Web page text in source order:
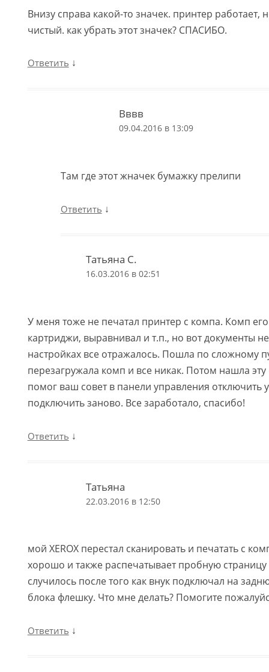
Внизу справа какой-то значек. принтер работает,
чистый. как убрать этот значек? СПАСИБО.
Ответить ↓
Вввв
09.04.2016 в 13:09
Там где этот жначек бумажку прелипи
Ответить ↓
Татьяна С.
16.03.2016 в 02:51
У меня тоже не печатал принтер с компа. Комп
картриджи, выравнивал и т.п., но вот документы
настройках все отражалось. Пошла по сложному
перезагружала комп и все никак. Потом нашла
помог ваш совет в панели управления отключить
подключить заново. Все заработало, спасибо!
Ответить ↓
Татьяна
22.03.2016 в 12:50
мой XEROX перестал сканировать и печатать с
хорошо и также распечатывает пробную
случилось после того как внук подключал на
блока флешку. Что мне делать? Помогите
Ответить ↓